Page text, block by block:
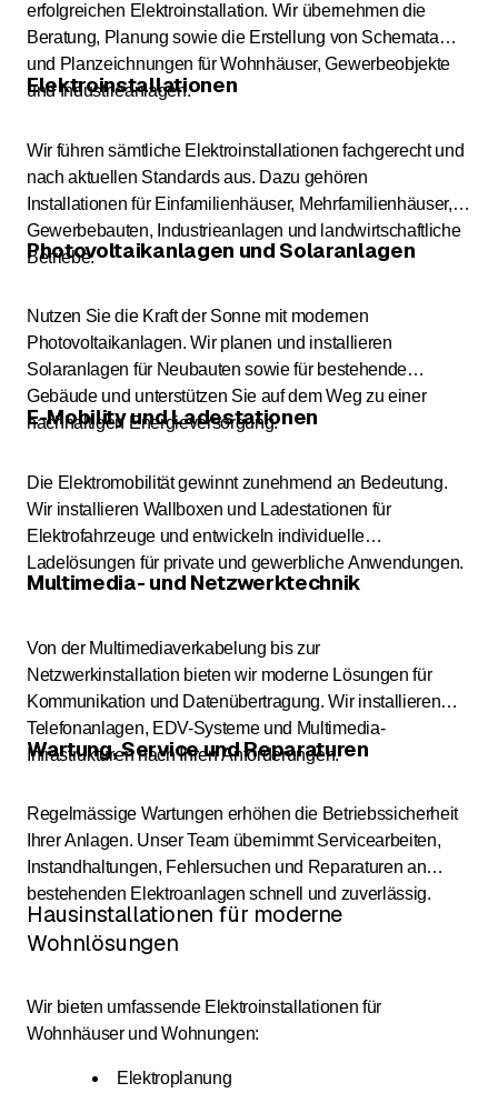
erfolgreichen Elektroinstallation. Wir übernehmen die
Beratung, Planung sowie die Erstellung von Schemata
und Planzeichnungen für Wohnhäuser, Gewerbeobjekte
und Industrieanlagen.
Elektroinstallationen
Wir führen sämtliche Elektroinstallationen fachgerecht und
nach aktuellen Standards aus. Dazu gehören
Installationen für Einfamilienhäuser, Mehrfamilienhäuser,
Gewerbebauten, Industrieanlagen und landwirtschaftliche
Betriebe.
Photovoltaikanlagen und Solaranlagen
Nutzen Sie die Kraft der Sonne mit modernen
Photovoltaikanlagen. Wir planen und installieren
Solaranlagen für Neubauten sowie für bestehende
Gebäude und unterstützen Sie auf dem Weg zu einer
nachhaltigen Energieversorgung.
E-Mobility und Ladestationen
Die Elektromobilität gewinnt zunehmend an Bedeutung.
Wir installieren Wallboxen und Ladestationen für
Elektrofahrzeuge und entwickeln individuelle
Ladelösungen für private und gewerbliche Anwendungen.
Multimedia- und Netzwerktechnik
Von der Multimediaverkabelung bis zur
Netzwerkinstallation bieten wir moderne Lösungen für
Kommunikation und Datenübertragung. Wir installieren
Telefonanlagen, EDV-Systeme und Multimedia-
Infrastrukturen nach Ihren Anforderungen.
Wartung, Service und Reparaturen
Regelmässige Wartungen erhöhen die Betriebssicherheit
Ihrer Anlagen. Unser Team übernimmt Servicearbeiten,
Instandhaltungen, Fehlersuchen und Reparaturen an
bestehenden Elektroanlagen schnell und zuverlässig.
Hausinstallationen für moderne
Wohnlösungen
Wir bieten umfassende Elektroinstallationen für
Wohnhäuser und Wohnungen:
Elektroplanung